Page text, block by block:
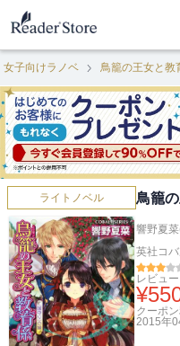
女子向けラノベ 鳥籠の王女と教
ライトノベル 鳥籠
響野夏
英社コ
レビュ
¥
クーポ
2015年